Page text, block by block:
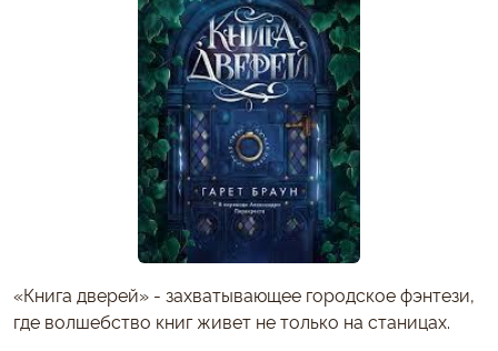
«Книга дверей» - захватывающее городское фэнтези,
где волшебство книг живет не только на станицах.